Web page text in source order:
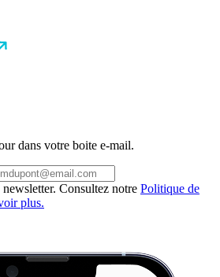
dans votre boite e-mail.
Consultez notre Politique de
plus.